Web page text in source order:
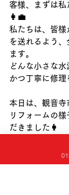
客様、まずは
👩‍💼
私たちは、皆様
を送れるよう
ます。
どんな小さな
かつ丁寧に修理
本日は、観音寺
リフォームの
だきました👩
高松　丸亀　
さぬき　東かが